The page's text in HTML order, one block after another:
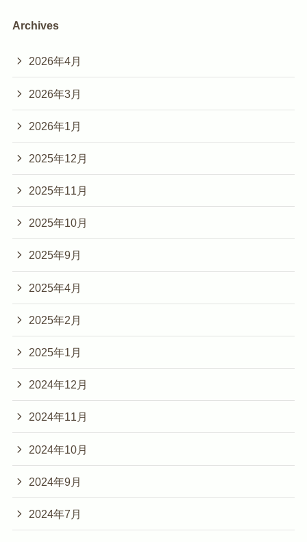
Archives
2026年4月
2026年3月
2026年1月
2025年12月
2025年11月
2025年10月
2025年9月
2025年4月
2025年2月
2025年1月
2024年12月
2024年11月
2024年10月
2024年9月
2024年7月